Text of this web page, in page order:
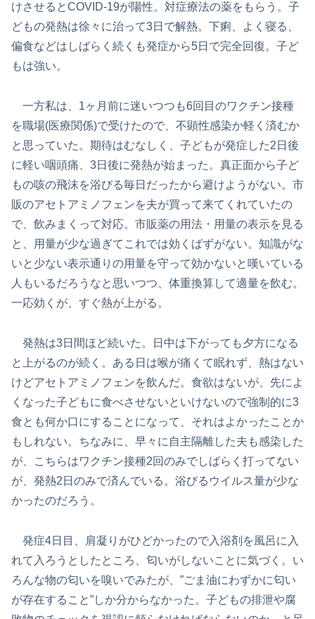
けさせるとCOVID-19が陽性。対症療法の薬をもらう。子
どもの発熱は徐々に治って3日で解熱。下痢、よく寝る、
偏食などはしばらく続くも発症から5日で完全回復。子ど
もは強い。
一方私は、1ヶ月前に迷いつつも6回目のワクチン接種
を職場(医療関係)で受けたので、不顕性感染か軽く済むか
と思っていた。期待はむなしく、子どもが発症した2日後
に軽い咽頭痛、3日後に発熱が始まった。真正面から子ど
もの咳の飛沫を浴びる毎日だったから避けようがない。市
販のアセトアミノフェンを夫が買って来てくれていたの
で、飲みまくって対応。市販薬の用法・用量の表示を見る
と、用量が少な過ぎてこれでは効くばずがない。知識がな
いと少ない表示通りの用量を守って効かないと嘆いている
人もいるだろうなと思いつつ、体重換算して適量を飲む。
一応効くが、すぐ熱が上がる。
発熱は3日間ほど続いた。日中は下がっても夕方になる
と上がるのが続く。ある日は喉が痛くて眠れず、熱はない
けどアセトアミノフェンを飲んだ。食欲はないが、先によ
くなった子どもに食べさせないといけないので強制的に3
食とも何か口にすることになって、それはよかったことか
もしれない。ちなみに、早々に自主隔離した夫も感染した
が、こちらはワクチン接種2回のみでしばらく打ってない
が、発熱2日のみで済んでいる。浴びるウイルス量が少な
かったのだろう。
発症4日目、肩凝りがひどかったので入浴剤を風呂に入
れて入ろうとしたところ、匂いがしないことに気づく。い
ろんな物の匂いを嗅いでみたが、”ごま油にわずかに匂い
が存在すること”しか分からなかった。子どもの排泄や腐